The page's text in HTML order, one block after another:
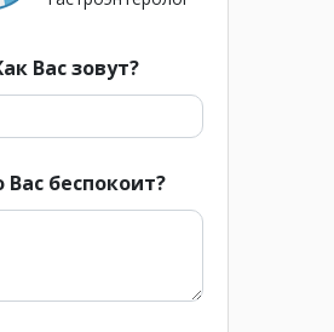
Вас зовут?
Вас беспокоит?